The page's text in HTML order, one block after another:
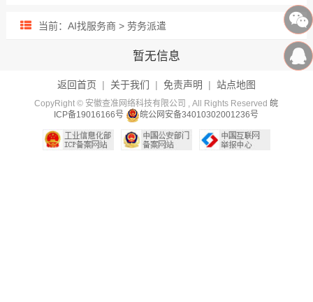
当前：AI找服务商 > 劳务派遣
暂无信息
返回首页 | 关于我们 | 免责声明 | 站点地图
CopyRight © 安徽查准网络科技有限公司 , All Rights Reserved 皖
ICP备19016166号
皖公网安备34010302001236号